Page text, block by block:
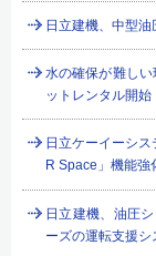
日立建機、中型
水の確保が難し
ットレンタル開始
日立ケーイーシ
R Space」機能強
日立建機、油圧
ーズの運転支援